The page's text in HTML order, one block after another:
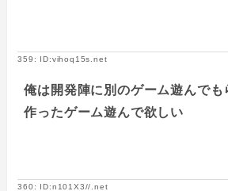
359: ID:vihoq15s.net
俺は開発陣に別のゲーム遊んで
作ったゲーム遊んで欲しい
360: ID:n101X3//.net